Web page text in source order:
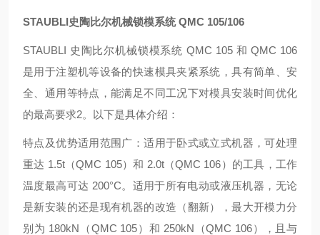
STAUBLI史陶比尔机械锁模系统 QMC 105/106
STAUBLI 史陶比尔机械锁模系统 QMC 105 和 QMC 106
是用于注塑机等设备的快速模具夹紧系统，具有简单、安
全、通用等特点，能满足不同工况下对模具安装时间优化
的最高要求2。以下是具体介绍：
特点及优势适用范围广：适用于卧式或立式机器，可处理
重达 1.5t（QMC 105）和 2.0t（QMC 106）的工具，工作
温度最高可达 200°C。适用于所有电动或液压机器，无论
是新安装的还是现有机器的改造（翻新），最大开模力分
别为 180kN（QMC 105）和 250kN（QMC 106），且与